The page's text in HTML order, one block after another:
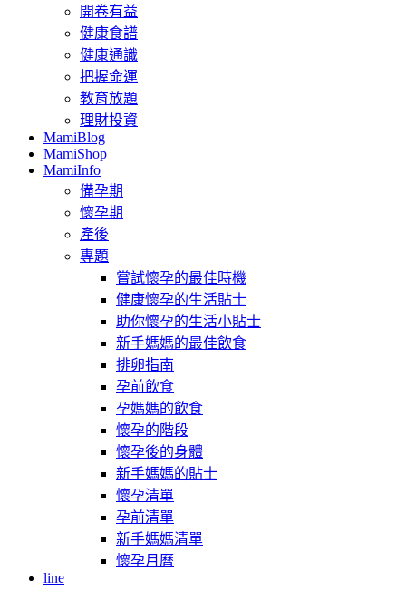
開卷有益
健康食譜
健康通識
把握命運
教育放題
理財投資
MamiBlog
MamiShop
MamiInfo
備孕期
懷孕期
產後
專題
嘗試懷孕的最佳時機
健康懷孕的生活貼士
助你懷孕的生活小貼士
新手媽媽的最佳飲食
排卵指南
孕前飲食
孕媽媽的飲食
懷孕的階段
懷孕後的身體
新手媽媽的貼士
懷孕清單
孕前清單
新手媽媽清單
懷孕月曆
line